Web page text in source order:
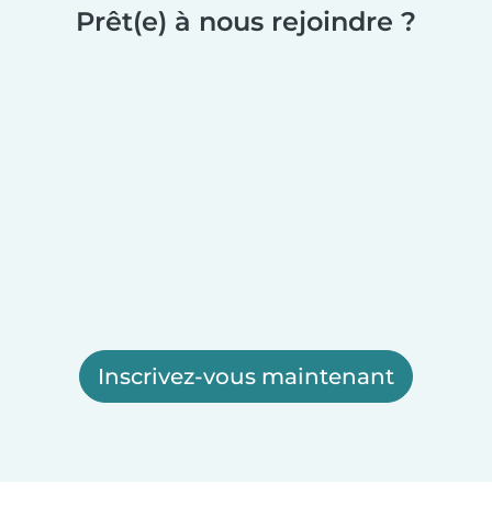
Prêt(e) à nous rejoindre ?
Inscrivez-vous maintenant